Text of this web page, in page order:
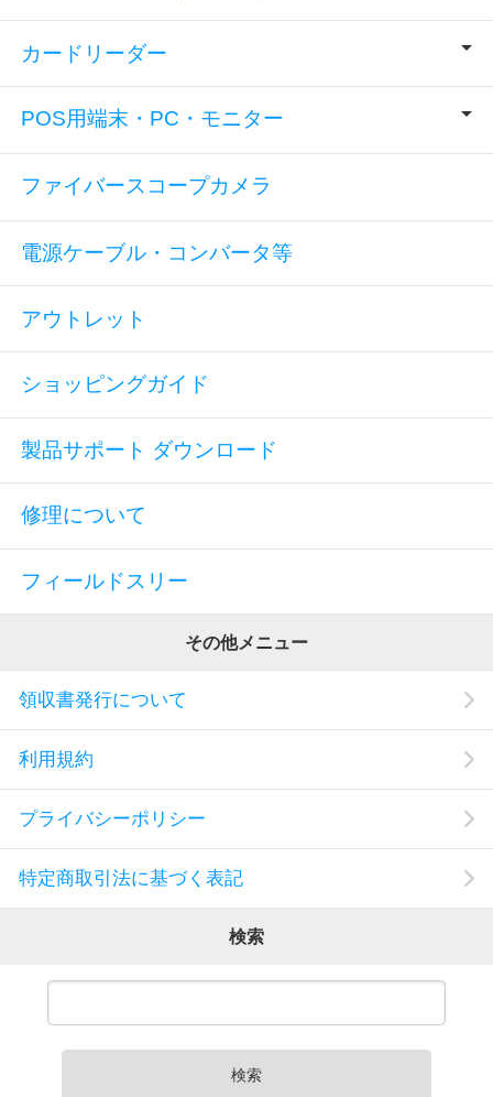
カードリーダー
POS用端末・PC・モニター
ファイバースコープカメラ
電源ケーブル・コンバータ等
アウトレット
ショッピングガイド
製品サポート ダウンロード
修理について
フィールドスリー
その他メニュー
領収書発行について
利用規約
プライバシーポリシー
特定商取引法に基づく表記
検索
検索